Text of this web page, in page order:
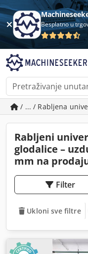
Besplatno u
/ ... / Rabljena
Rabljeni
glodalice –
mm na
Filter
Ukloni sve filtre